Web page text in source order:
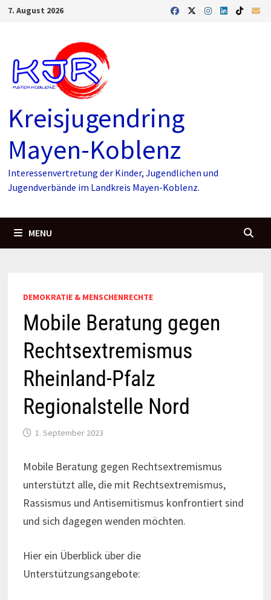
Skip7. August 2026
Kreisjugendring
Mayen-Koblenz
Interessenvertretung der Kinder, Jugendlichen und
Jugendverbände im Landkreis Mayen-Koblenz.
MENU
DEMOKRATIE & MENSCHENRECHTE
Mobile Beratung gegen
Rechtsextremismus
Rheinland-Pfalz
Regionalstelle Nord
1. September 2023
Mobile Beratung gegen Rechtsextremismus
unterstützt alle, die mit Rechtsextremismus,
Rassismus und Antisemitismus konfrontiert sind
und sich dagegen wenden möchten.
Hier ein Überblick über die
Unterstützungsangebote: